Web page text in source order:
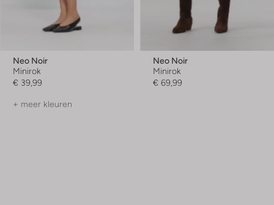
Neo Noir
Minirok
€ 39,99
+ meer kleuren
Neo Noir
Minirok
€ 69,99